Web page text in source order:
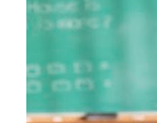
EXPRESSÕES
escreve O aluno
conceitos, está
Apresenta